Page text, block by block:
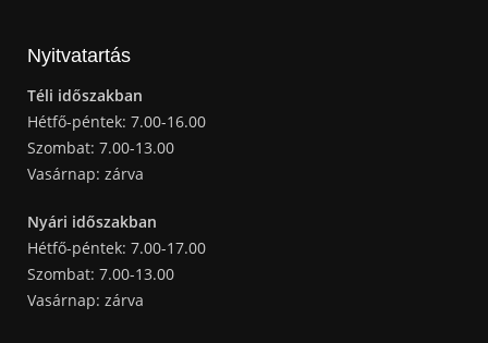
Nyitvatartás
Téli időszakban
Hétfő-péntek: 7.00-16.00
Szombat: 7.00-13.00
Vasárnap: zárva
Nyári időszakban
Hétfő-péntek: 7.00-17.00
Szombat: 7.00-13.00
Vasárnap: zárva